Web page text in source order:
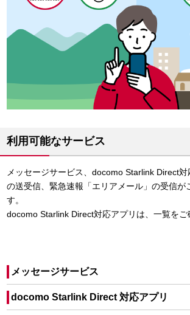
利用可能なサービス
メッセージサービス、docomo Starlink Direct
の送受信、緊急速報「エリアメール」の受信が
す。
docomo Starlink Direct対応アプリは、一覧をご
メッセージサービス
docomo Starlink Direct 対応アプリ